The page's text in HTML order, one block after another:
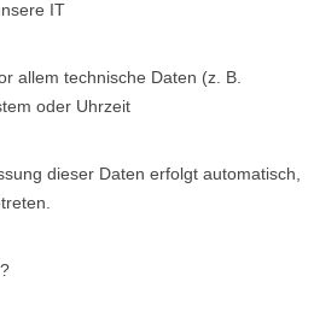
IT
allem technische Daten (z. B.
oder Uhrzeit
dieser Daten erfolgt automatisch,